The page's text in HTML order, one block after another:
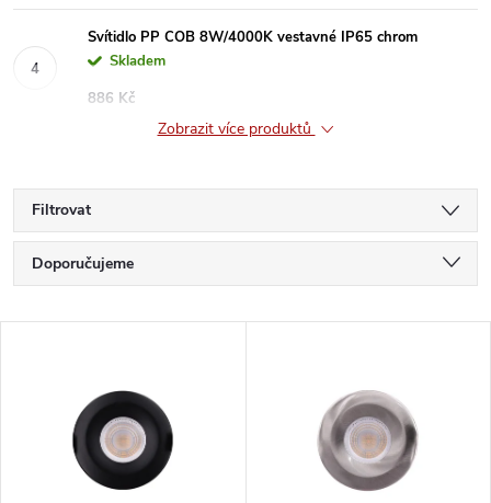
Svítidlo PP COB 8W/4000K vestavné IP65 chrom
Skladem
886 Kč
Zobrazit více produktů
Filtrovat
Ř
a
Doporučujeme
Nejprodávanější
Abecedně